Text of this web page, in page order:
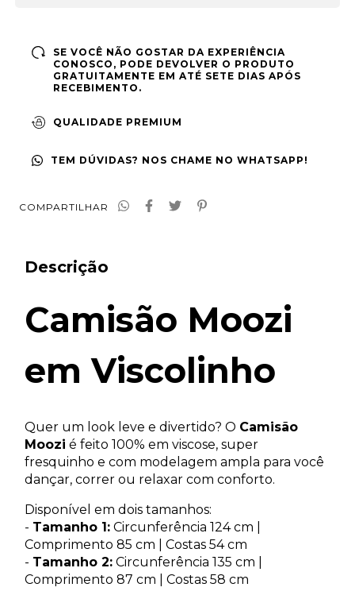
SE VOCÊ NÃO GOSTAR DA EXPERIÊNCIA
CONOSCO, PODE DEVOLVER O PRODUTO
GRATUITAMENTE EM ATÉ SETE DIAS APÓS
RECEBIMENTO.
QUALIDADE PREMIUM
TEM DÚVIDAS? NOS CHAME NO WHATSAPP!
COMPARTILHAR
Descrição
Camisão Moozi
em Viscolinho
Quer um look leve e divertido? O Camisão
Moozi é feito 100% em viscose, super
fresquinho e com modelagem ampla para você
dançar, correr ou relaxar com conforto.
Disponível em dois tamanhos:
- Tamanho 1: Circunferência 124 cm |
Comprimento 85 cm | Costas 54 cm
- Tamanho 2: Circunferência 135 cm |
Comprimento 87 cm | Costas 58 cm